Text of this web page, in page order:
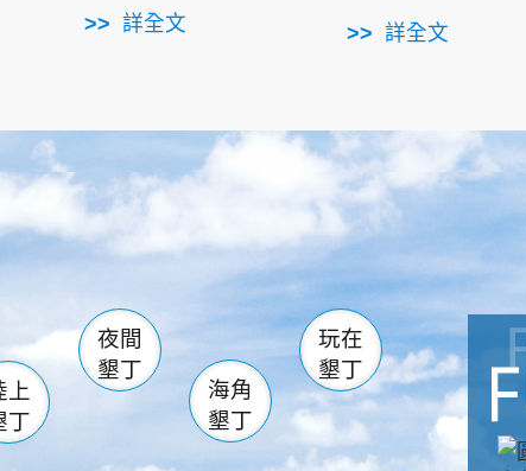
詳全文 詳全文
南仁湖
滿州 佳樂水
森林遊樂區
墾管處遊客中心
社頂公園 風吹沙
船帆石 龍磐公園
香蕉灣 龍坑
鵝鑾鼻
上
丁
夜間
墾丁
海角
墾丁
玩在
墾丁